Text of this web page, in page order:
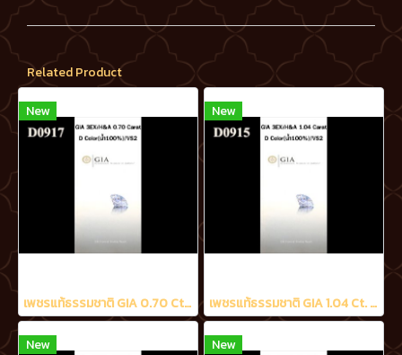
Related Product
New
เพชรแท้ธรรมชาติ GIA 0.70 Ct. D/VS2
New
เพชรแท้ธรรมชาติ GIA 1.04 Ct. D/VS2
New New